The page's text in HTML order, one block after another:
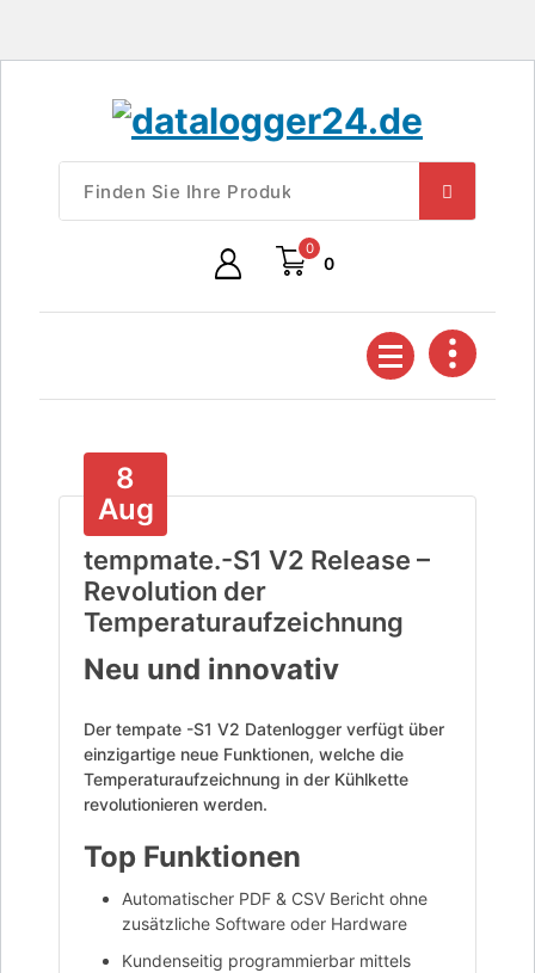
smart solutions
0
0
8
Aug
tempmate.-S1 V2 Release –
Revolution der
Temperaturaufzeichnung
Neu und innovativ
Der tempate -S1 V2 Datenlogger verfügt über
einzigartige neue Funktionen, welche die
Temperaturaufzeichnung in der Kühlkette
revolutionieren werden.
Top Funktionen
Automatischer PDF & CSV Bericht ohne
zusätzliche Software oder Hardware
Kundenseitig programmierbar mittels